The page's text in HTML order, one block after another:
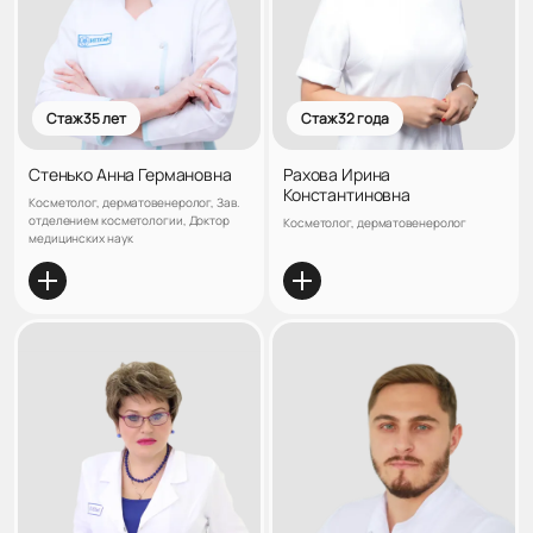
Стаж 35 лет
Стенько Анна Германовна
Косметолог, дерматовенеролог, Зав.
отделением косметологии, Доктор
медицинских наук
Стаж 32 года
Рахова Ирина
Константиновна
Косметолог, дерматовенеролог